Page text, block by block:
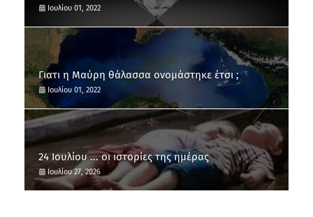
Ιουλίου 01, 2022
Γιατι η Μαύρη θάλασσα ονομάστηκε έτσι ;
Ιουλίου 01, 2022
24 Ιουλίου ... οι ιστορίες της ημέρας
Ιουλίου 27, 2026